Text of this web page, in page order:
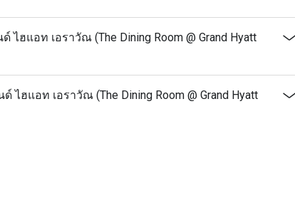
บาท, 40% = 712 บาท 50% = 610 บาท
– 22.00 น.)
บาท, 40% = 1760 บาท, 50% = 1509 บาท
บาท, 40% = 880 บาท, 50% = 754 บาท
กบุฟเฟต์ได้ตามเวลาที่ระบุในใบจองเท่านั้น หากท่านมาถึง
24 ชั่วโมง และระบุข้อความ "ฉลองวันเกิด" ในรายละเอียด
ไฮแอท เอราวัณ (The Dining Room @ Grand Hyatt
ไฮแอท เอราวัณ (The Dining Room @ Grand Hyatt